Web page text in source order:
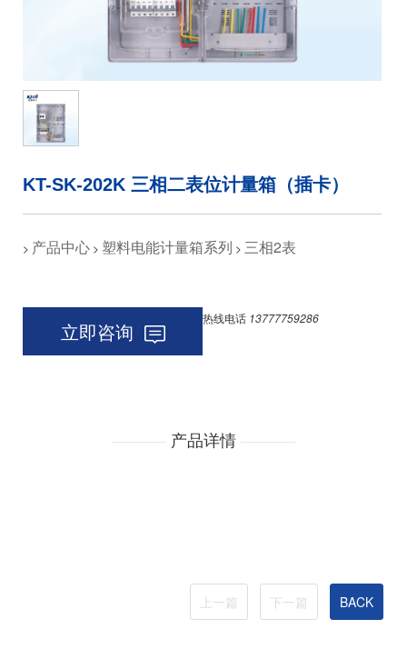
KT-SK-202K 三相二表位计量箱（插卡）
> 产品中心 > 塑料电能计量箱系列 > 三相2表
立即咨询
热线电话 13777759286
产品详情
上一篇 下一篇 BACK